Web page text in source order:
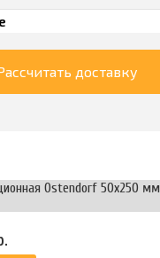
доставку
Ostendorf 50х250 мм